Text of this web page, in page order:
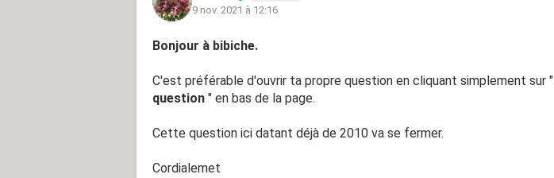
9 nov. 2021 à 12:16
Bonjour à bibiche.
C'est préférable d'ouvrir ta propre question en cliquant simplement sur "
question " en bas de la page.
Cette question ici datant déjà de 2010 va se fermer.
Cordialemet